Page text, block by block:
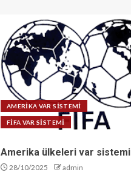
AMERİKA VAR SİSTEMİ
FİFA VAR SİSTEMİ
Amerika ülkeleri var sistemi
28/10/2025 admin